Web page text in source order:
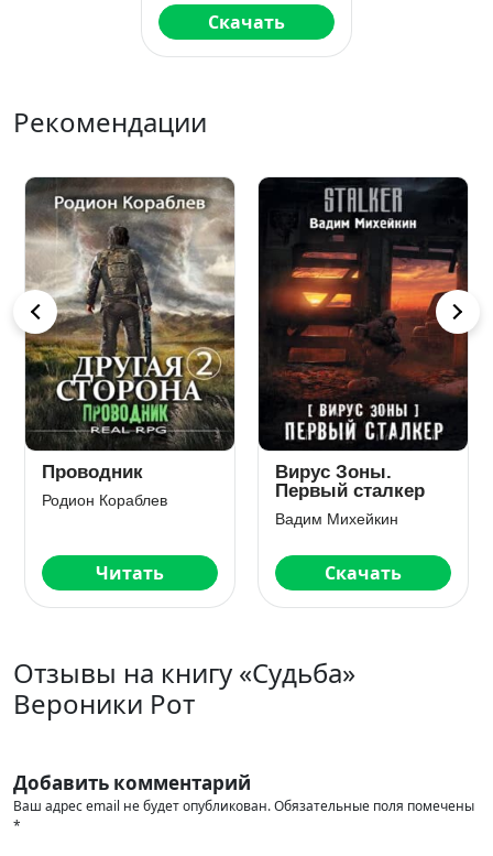
Скачать
Рекомендации
Голодные игры
Сьюзен Коллинз
Скачать
Камень Книга
вторая
Станислав Минин
Скачать
Отзывы на книгу «Судьба»
Вероники Рот
Добавить комментарий
Ваш адрес email не будет опубликован.Обязательные поля помечены
*